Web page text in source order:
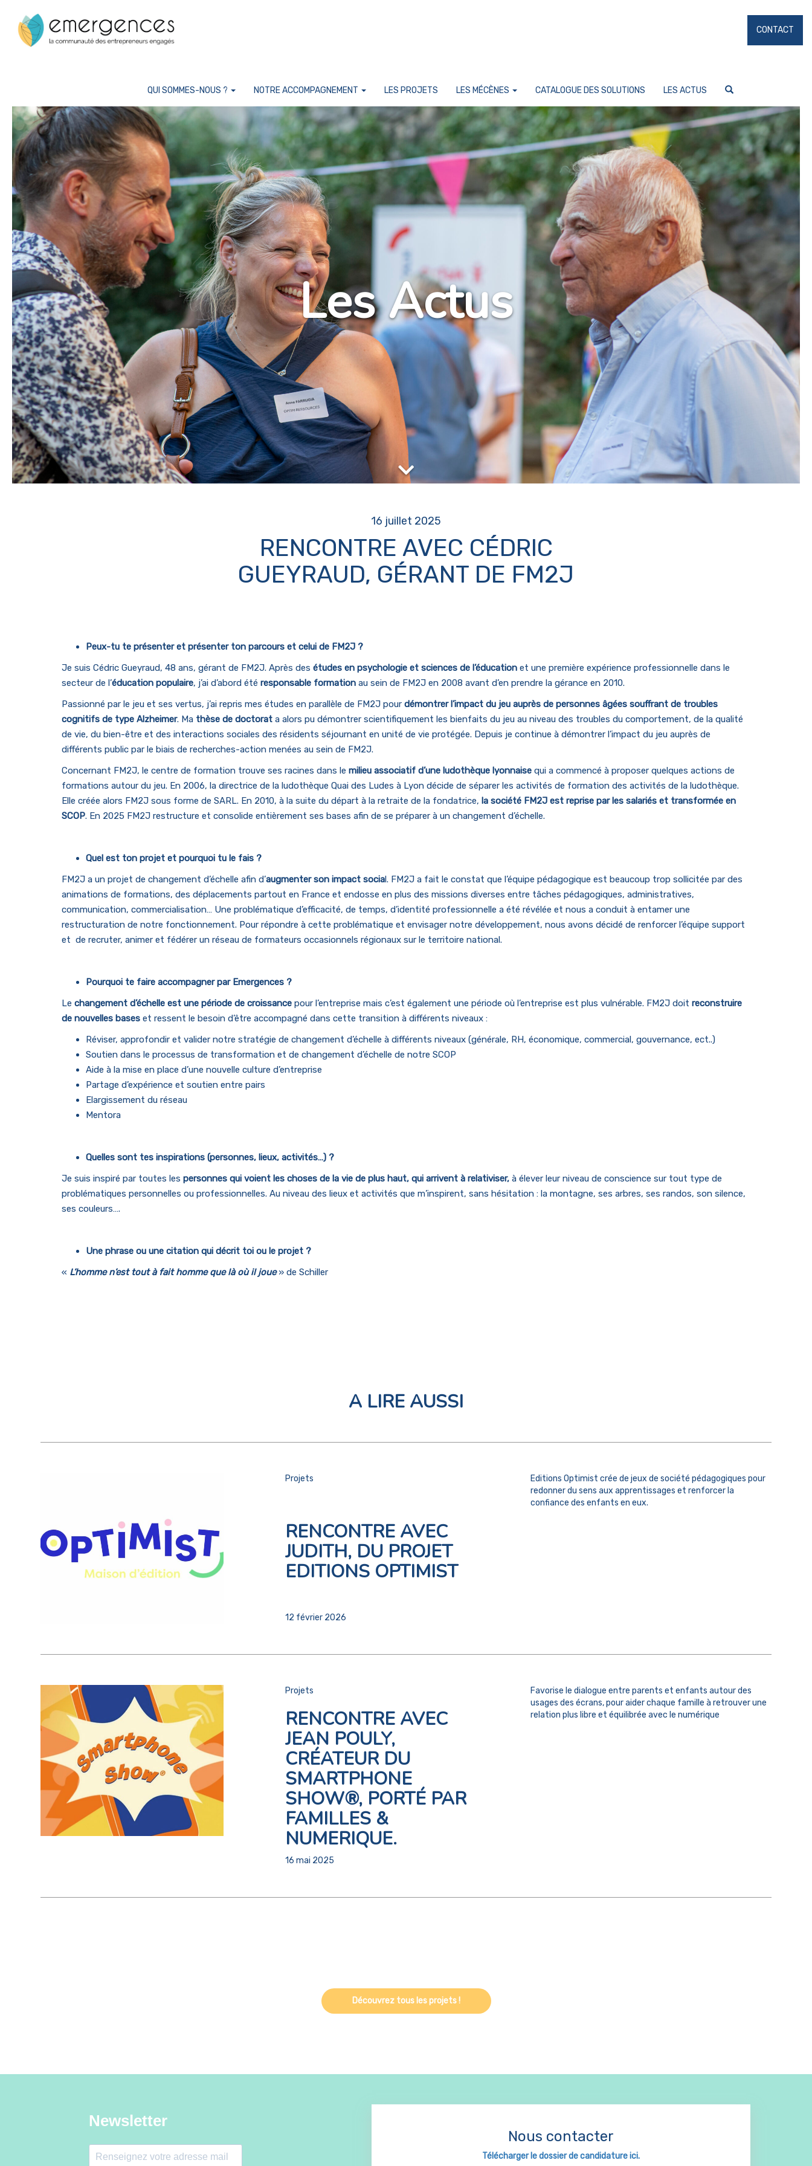
CONTACT
QUI SOMMES-NOUS ? NOTRE ACCOMPAGNEMENT LES PROJETS LES MÉCÈNES CATALOGUE DES SOLUTIONS LES ACTUS
Les Actus
16 juillet 2025
RENCONTRE AVEC CÉDRIC
GUEYRAUD, GÉRANT DE FM2J
Peux-tu te présenter et présenter ton parcours et celui de FM2J ?
Je suis Cédric Gueyraud, 48 ans, gérant de FM2J. Après des études en psychologie et sciences de l’éducation et une première expérience professionnelle dans le
secteur de l’éducation populaire, j’ai d’abord été responsable formation au sein de FM2J en 2008 avant d’en prendre la gérance en 2010.
Passionné par le jeu et ses vertus, j’ai repris mes études en parallèle de FM2J pour démontrer l’impact du jeu auprès de personnes âgées souffrant de troubles
cognitifs de type Alzheimer. Ma thèse de doctorat a alors pu démontrer scientifiquement les bienfaits du jeu au niveau des troubles du comportement, de la qualité
de vie, du bien-être et des interactions sociales des résidents séjournant en unité de vie protégée. Depuis je continue à démontrer l’impact du jeu auprès de
différents public par le biais de recherches-action menées au sein de FM2J.
Concernant FM2J, le centre de formation trouve ses racines dans le milieu associatif d’une ludothèque lyonnaise qui a commencé à proposer quelques actions de
formations autour du jeu. En 2006, la directrice de la ludothèque Quai des Ludes à Lyon décide de séparer les activités de formation des activités de la ludothèque.
Elle créée alors FM2J sous forme de SARL. En 2010, à la suite du départ à la retraite de la fondatrice, la société FM2J est reprise par les salariés et transformée en
SCOP. En 2025 FM2J restructure et consolide entièrement ses bases afin de se préparer à un changement d’échelle.
Quel est ton projet et pourquoi tu le fais ?
FM2J a un projet de changement d’échelle afin d’augmenter son impact social. FM2J a fait le constat que l’équipe pédagogique est beaucoup trop sollicitée par des
animations de formations, des déplacements partout en France et endosse en plus des missions diverses entre tâches pédagogiques, administratives,
communication, commercialisation… Une problématique d’efficacité, de temps, d’identité professionnelle a été révélée et nous a conduit à entamer une
restructuration de notre fonctionnement. Pour répondre à cette problématique et envisager notre développement, nous avons décidé de renforcer l’équipe support
et de recruter, animer et fédérer un réseau de formateurs occasionnels régionaux sur le territoire national.
Pourquoi te faire accompagner par Emergences ?
Le changement d’échelle est une période de croissance pour l’entreprise mais c’est également une période où l’entreprise est plus vulnérable. FM2J doit reconstruire
de nouvelles bases et ressent le besoin d’être accompagné dans cette transition à différents niveaux :
Réviser, approfondir et valider notre stratégie de changement d’échelle à différents niveaux (générale, RH, économique, commercial, gouvernance, ect..)
Soutien dans le processus de transformation et de changement d’échelle de notre SCOP
Aide à la mise en place d’une nouvelle culture d’entreprise
Partage d’expérience et soutien entre pairs
Elargissement du réseau
Mentora
Quelles sont tes inspirations (personnes, lieux, activités…) ?
Je suis inspiré par toutes les personnes qui voient les choses de la vie de plus haut, qui arrivent à relativiser, à élever leur niveau de conscience sur tout type de
problématiques personnelles ou professionnelles. Au niveau des lieux et activités que m’inspirent, sans hésitation : la montagne, ses arbres, ses randos, son silence,
ses couleurs….
Une phrase ou une citation qui décrit toi ou le projet ?
« L’homme n’est tout à fait homme que là où il joue» de Schiller
A LIRE AUSSI
Projets
RENCONTRE AVEC
JUDITH, DU PROJET
EDITIONS OPTIMIST
12 février 2026
Editions Optimist crée de jeux de société pédagogiques pour
redonner du sens aux apprentissages et renforcer la
confiance des enfants en eux.
Projets
RENCONTRE AVEC
JEAN POULY,
CRÉATEUR DU
SMARTPHONE
SHOW®, PORTÉ PAR
FAMILLES &
NUMERIQUE.
16 mai 2025
Favorise le dialogue entre parents et enfants autour des
usages des écrans, pour aider chaque famille à retrouver une
relation plus libre et équilibrée avec le numérique
Découvrez tous les projets !
Newsletter
Nous contacter
Télécharger le dossier de candidature ici.